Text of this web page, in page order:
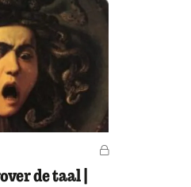
Voor leden
de taal |